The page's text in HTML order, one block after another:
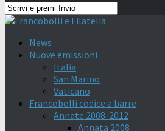
News
Nuove emissioni
Italia
San Marino
Vaticano
Francobolli codice a barre
Annate 2008-2012
Annata 2008